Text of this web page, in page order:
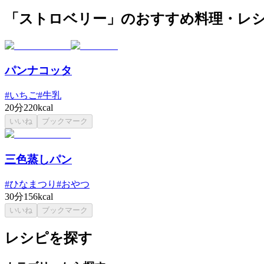
「ストロベリー」のおすすめ料理・レ
パンナコッタ
#いちご#牛乳
20分220kcal
いいね ブックマーク
三色蒸しパン
#ひなまつり #おやつ
30分156kcal
いいね ブックマーク
レシピを探す